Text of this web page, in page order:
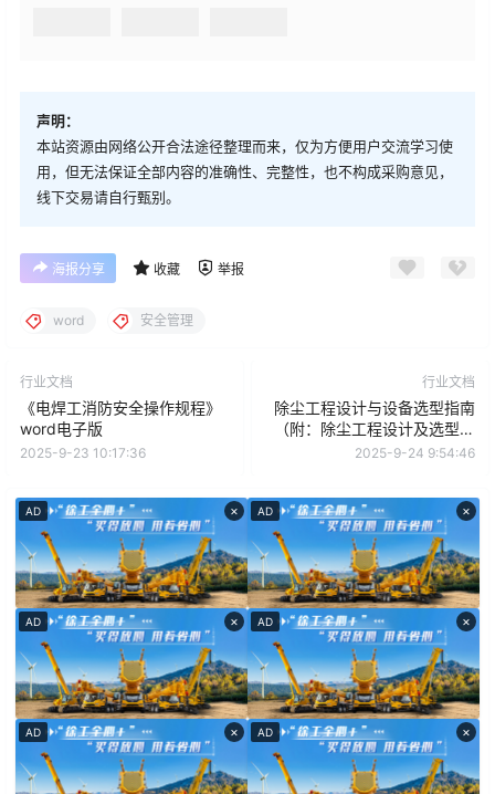
声明：
本站资源由网络公开合法途径整理而来，仅为方便用户交流学习使
用，但无法保证全部内容的准确性、完整性，也不构成采购意见，
线下交易请自行甄别。
海报分享 收藏 举报
word 安全管理
行业文档
《电焊工消防安全操作规程》
word电子版
2025-9-23 10:17:36
行业文档
除尘工程设计与设备选型指南
（附：除尘工程设计及选型资
料）
2025-9-24 9:54:46
×
AD ×
AD
×
AD ×
AD
×
AD ×
AD